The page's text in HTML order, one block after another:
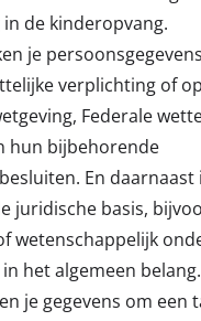
de kinderopvang.
je
verplichting of
Federale
hun bijbehorende
En daarnaast
juridische basis,
wetenschappelijk
het algemeen belang.
je gegevens om een